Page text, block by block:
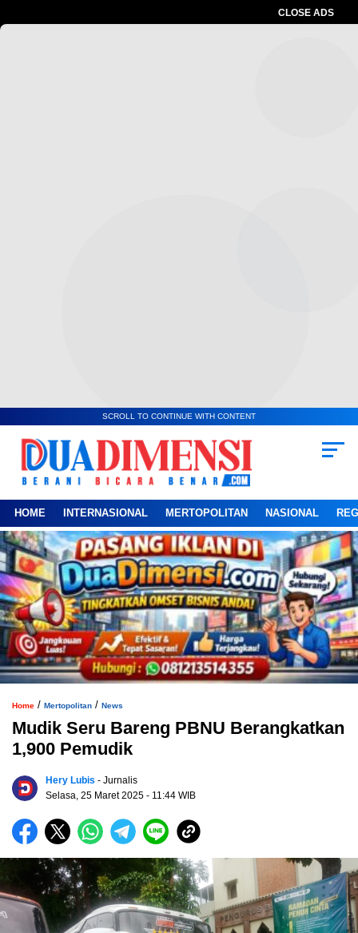
CLOSE ADS
SCROLL TO CONTINUE WITH CONTENT
HOME INTERNASIONAL MERTOPOLITAN NASIONAL
Home / Mertopolitan / News
Mudik Seru Bareng PBNU Berangkatkan
1,900 Pemudik
Hery Lubis - Jurnalis
Selasa, 25 Maret 2025 - 11:44 WIB